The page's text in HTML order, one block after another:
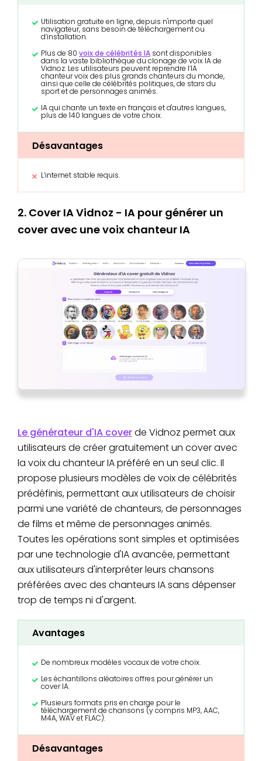
Utilisation gratuite en ligne, depuis n'importe quel
navigateur, sans besoin de téléchargement ou
d’installation.
Plus de 80 voix de célébrités IA sont disponibles
dans la vaste bibliothèque du clonage de voix IA de
Vidnoz. Les utilisateurs peuvent reprendre l’IA
chanteur voix des plus grands chanteurs du monde,
ainsi que celle de célébrités politiques, de stars du
sport et de personnages animés.
IA qui chante un texte en français et d'autres langues,
plus de 140 langues de votre choix.
Désavantages
L‘internet stable requis.
2. Cover IA Vidnoz - IA pour générer un
cover avec une voix chanteur IA
Le générateur d'IA coverde Vidnoz permet aux
utilisateurs de créer gratuitement un cover avec
la voix du chanteur IA préféré en un seul clic. Il
propose plusieurs modèles de voix de célébrités
prédéfinis, permettant aux utilisateurs de choisir
parmi une variété de chanteurs, de personnages
de films et même de personnages animés.
Toutes les opérations sont simples et optimisées
par une technologie d'IA avancée, permettant
aux utilisateurs d'interpréter leurs chansons
préférées avec des chanteurs IA sans dépenser
trop de temps ni d'argent.
Avantages
De nombreux modèles vocaux de votre choix.
Les échantillons aléatoires offres pour générer un
cover IA.
Plusieurs formats pris en charge pour le
téléchargement de chansons (y compris MP3, AAC,
M4A, WAV et FLAC).
Désavantages